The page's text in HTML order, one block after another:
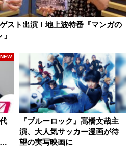
スト出演！地上波特番『マンガの
NEW
『ブルーロック』高橋文哉主
演、大人気サッカー漫画が待
望の実写映画に